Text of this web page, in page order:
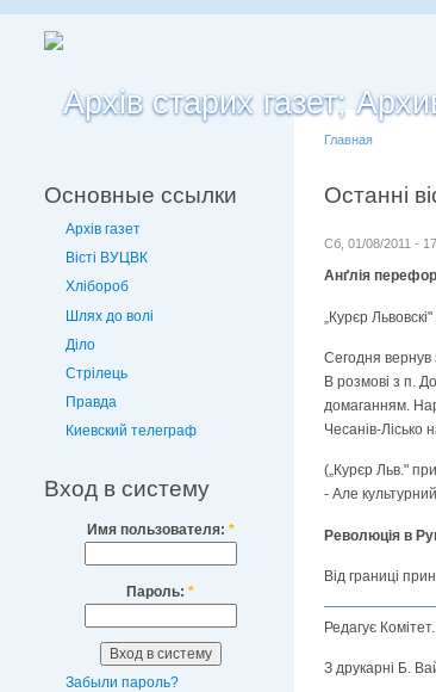
Основные ссылки
Архів газет
Вісті ВУЦВК
Хлібороб
Шлях до волі
Діло
Стрілець
Правда
Киевский телеграф
Вход в систему
Имя пользователя: *
Пароль: *
Забыли пароль?
Главная
Останні
Сб, 01/08/2011 -
Анґлія
„Курєр
Сегодня вернув
В розмові з п.
домаганням.
Чесанів-Лісько
(„Курєр Льв."
- Але
Революція в
Від границі
Редагує Комітет.
З друкарні Б.